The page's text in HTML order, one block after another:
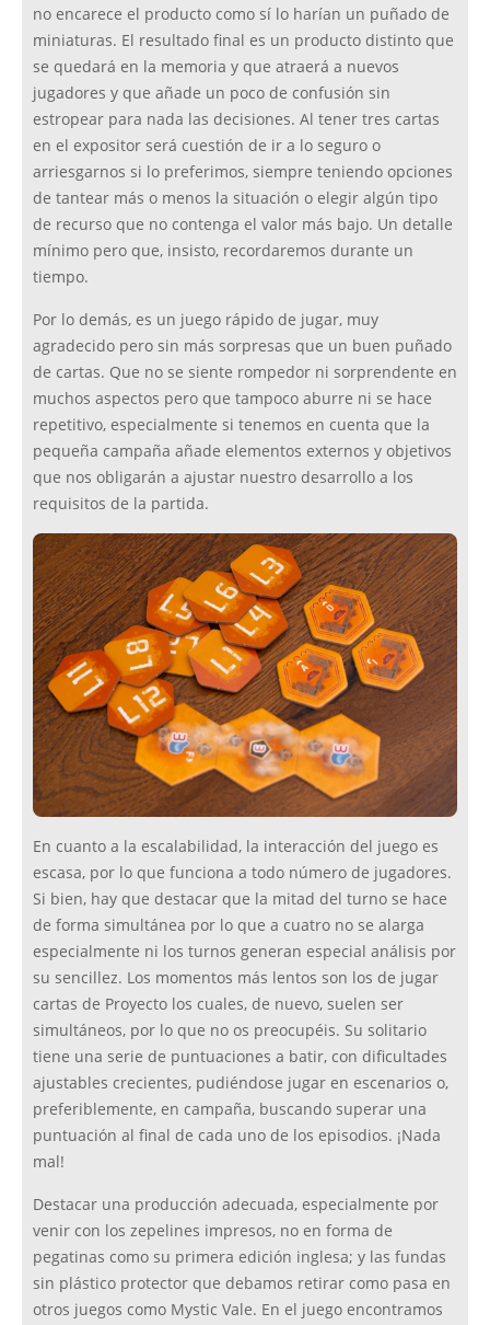
no encarece el producto como sí lo harían un puñado de
miniaturas. El resultado final es un producto distinto que
se quedará en la memoria y que atraerá a nuevos
jugadores y que añade un poco de confusión sin
estropear para nada las decisiones. Al tener tres cartas
en el expositor será cuestión de ir a lo seguro o
arriesgarnos si lo preferimos, siempre teniendo opciones
de tantear más o menos la situación o elegir algún tipo
de recurso que no contenga el valor más bajo. Un detalle
mínimo pero que, insisto, recordaremos durante un
tiempo.
Por lo demás, es un juego rápido de jugar, muy
agradecido pero sin más sorpresas que un buen puñado
de cartas. Que no se siente rompedor ni sorprendente en
muchos aspectos pero que tampoco aburre ni se hace
repetitivo, especialmente si tenemos en cuenta que la
pequeña campaña añade elementos externos y objetivos
que nos obligarán a ajustar nuestro desarrollo a los
requisitos de la partida.
En cuanto a la escalabilidad, la interacción del juego es
escasa, por lo que funciona a todo número de jugadores.
Si bien, hay que destacar que la mitad del turno se hace
de forma simultánea por lo que a cuatro no se alarga
especialmente ni los turnos generan especial análisis por
su sencillez. Los momentos más lentos son los de jugar
cartas de Proyecto los cuales, de nuevo, suelen ser
simultáneos, por lo que no os preocupéis. Su solitario
tiene una serie de puntuaciones a batir, con dificultades
ajustables crecientes, pudiéndose jugar en escenarios o,
preferiblemente, en campaña, buscando superar una
puntuación al final de cada uno de los episodios. ¡Nada
mal!
Destacar una producción adecuada, especialmente por
venir con los zepelines impresos, no en forma de
pegatinas como su primera edición inglesa; y las fundas
sin plástico protector que debamos retirar como pasa en
otros juegos como Mystic Vale. En el juego encontramos